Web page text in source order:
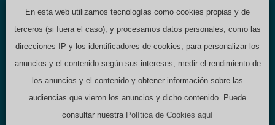
una persona con
generales de
(entorno sanitario)
En esta web utilizamos tecnologías como cookies propias y de
terceros (si fuera el caso), y procesamos datos personales, como las
direcciones IP y los identificadores de cookies, para personalizar los
anuncios y el contenido según sus intereses, medir el rendimiento de
los anuncios y el contenido y obtener información sobre las
audiencias que vieron los anuncios y dicho contenido. Puede
consultar nuestra Política de Cookies aquí